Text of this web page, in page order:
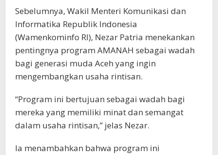
Sebelumnya, Wakil Menteri Komunikasi dan
Informatika Republik Indonesia
(Wamenkominfo RI), Nezar Patria menekankan
pentingnya program AMANAH sebagai wadah
bagi generasi muda Aceh yang ingin
mengembangkan usaha rintisan.
“Program ini bertujuan sebagai wadah bagi
mereka yang memiliki minat dan semangat
dalam usaha rintisan,” jelas Nezar.
Ia menambahkan bahwa program ini